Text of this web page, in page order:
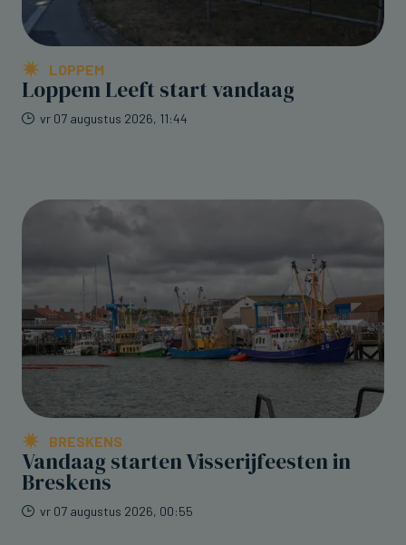
LOPPEM
Loppem Leeft start vandaag
vr 07 augustus 2026, 11:44
BRESKENS
Vandaag starten Visserijfeesten in
Breskens
vr 07 augustus 2026, 00:55